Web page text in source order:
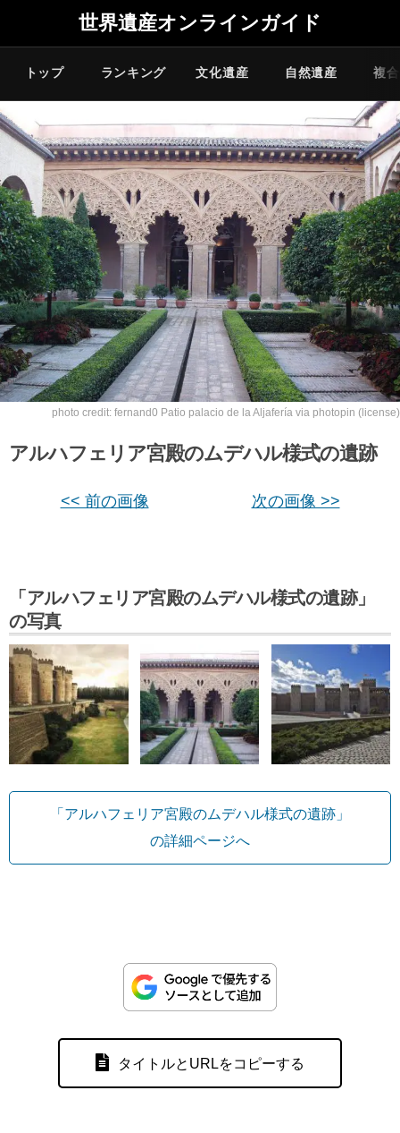
世界遺産オンラインガイド
トップ ランキング 文化遺産 自然遺産 複
photo credit: fernand0 Patio palacio de la Aljafería via photopin (license)
アルハフェリア宮殿のムデハル様式の遺跡
<< 前の画像 次の画像 >>
「アルハフェリア宮殿のムデハル様式の遺跡」
の写真
「アルハフェリア宮殿のムデハル様式の遺跡」
の詳細ページへ
タイトルとURLをコピーする